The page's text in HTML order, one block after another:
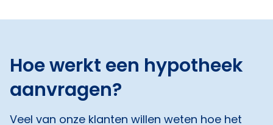
Hoe werkt een hypotheek
aanvragen?
Veel van onze klanten willen weten hoe het